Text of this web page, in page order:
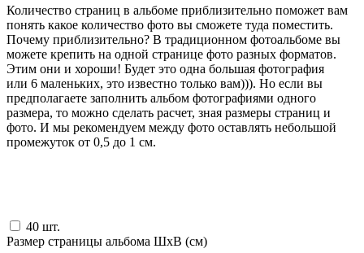
Количество страниц в альбоме приблизительно поможет вам
понять какое количество фото вы сможете туда поместить.
Почему приблизительно? В традиционном фотоальбоме вы
можете крепить на одной странице фото разных форматов.
Этим они и хороши! Будет это одна большая фотография
или 6 маленьких, это известно только вам))). Но если вы
предполагаете заполнить альбом фотографиями одного
размера, то можно сделать расчет, зная размеры страниц и
фото. И мы рекомендуем между фото оставлять небольшой
промежуток от 0,5 до 1 см.
40 шт.
Размер страницы альбома ШxВ (см)